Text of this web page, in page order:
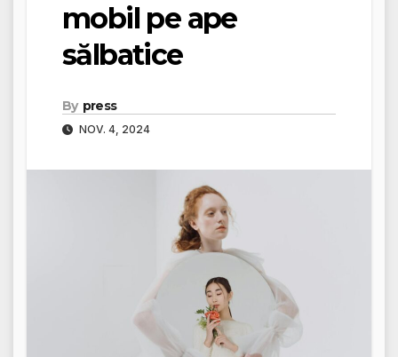
mobil pe ape
sălbatice
By press
NOV. 4, 2024